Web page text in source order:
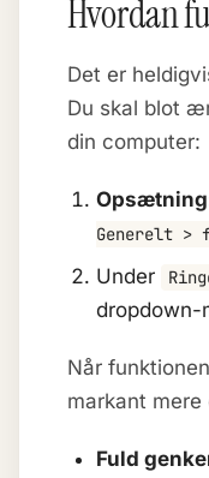
Hvordan
Det er
Du skal blot
din computer:
Generelt >
Under
dropdown-
Når
markant
Fuld